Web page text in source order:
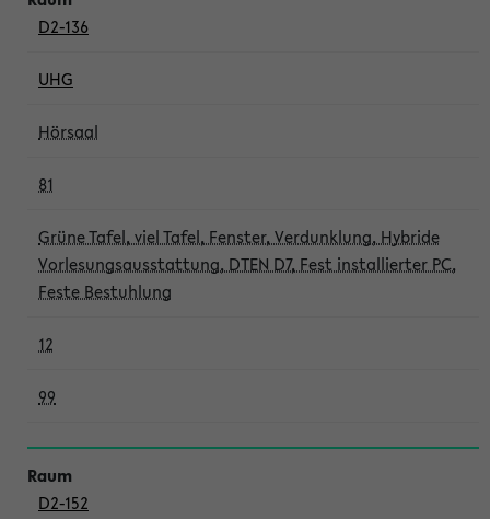
D2-136
UHG
Hörsaal
81
Grüne Tafel, viel Tafel, Fenster, Verdunklung, Hybride
Vorlesungsausstattung, DTEN D7, Fest installierter PC,
Feste Bestuhlung
12
99
D2-152